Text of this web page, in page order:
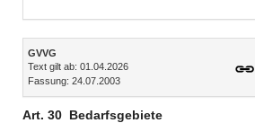
Inhalt
GVVG
Text gilt ab: 01.04.2026
Fassung: 24.07.2003
Art. 30 Bedarfsgebiete